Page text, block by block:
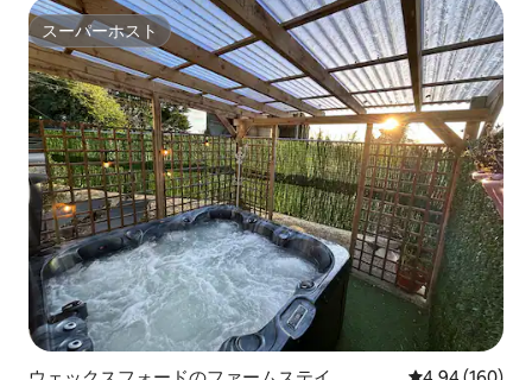
スーパーホスト
スーパーホスト